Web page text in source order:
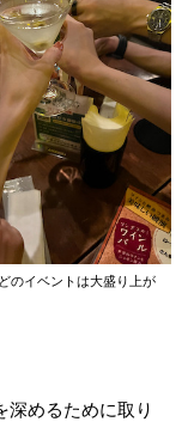
のイベントは大盛り上が
深めるために取り